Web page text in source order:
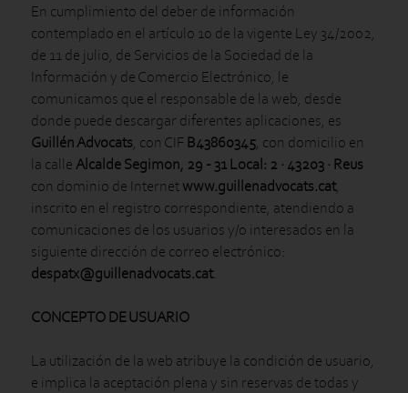
En cumplimiento del deber de información
contemplado en el artículo 10 de la vigente Ley 34/2002,
de 11 de julio, de Servicios de la Sociedad de la
Información y de Comercio Electrónico, le
comunicamos que el responsable de la web, desde
donde puede descargar diferentes aplicaciones, es
Guillén Advocats , con CIFB43860345, con domicilio en
la calle Alcalde Segimon, 29 - 31 Local: 2 · 43203 · Reus
con dominio de Internetwww.guillenadvocats.cat,
inscrito en el registro correspondiente, atendiendo a
comunicaciones de los usuarios y/o interesados en la
siguiente dirección de correo electrónico:
despatx@guillenadvocats.cat.
CONCEPTO DE USUARIO
La utilización de la web atribuye la condición de usuario,
e implica la aceptación plena y sin reservas de todas y